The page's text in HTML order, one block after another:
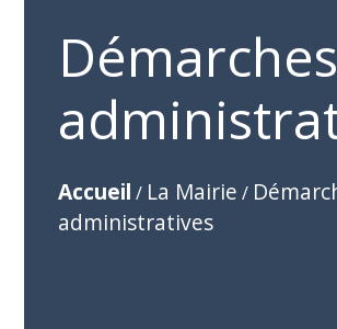
Démarches
Accueil / La Mairie /
administratives